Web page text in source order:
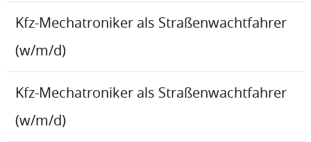
Kfz-Mechatroniker als Straßenwachtfahrer
(w/m/d)
Kfz-Mechatroniker als Straßenwachtfahrer
(w/m/d)